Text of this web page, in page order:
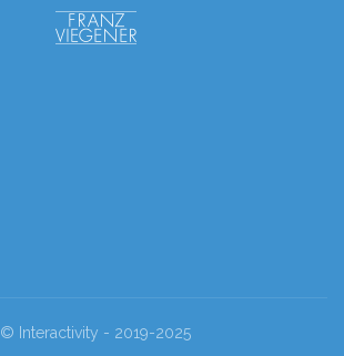
© Interactivity - 2019-2025